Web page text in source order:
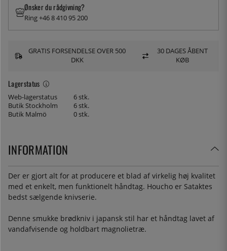
Lagerstatus
Web-lagerstatus
6 stk.
Butik Stockholm
6 stk.
Butik Malmö
0 stk.
Ønsker du rådgivning?
Ring +46 8 410 95 200
GRATIS FORSENDELSE OVER 500
DKK
30 DAGES ÅBENT
KØB
INFORMATION
Der er gjort alt for at producere et blad af virkelig høj kvalitet
med et enkelt, men funktionelt håndtag. Houcho er Sataktes
bedst sælgende knivserie.
Denne smukke brødkniv i japansk stil har et håndtag lavet af
vandafvisende og holdbart magnolietræ.